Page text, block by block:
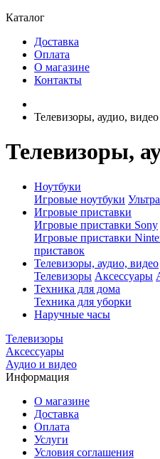
Каталог
Доставка
Оплата
О магазине
Контакты
Телевизоры, аудио, видео
Телевизоры,
Ноутбуки
Игровые ноутбуки
Игровые приставки
Игровые приставки Sony
Игровые приставки
приставок
Телевизоры, аудио, видео
Телевизоры Аксессуары
Техника для дома
Техника для уборки
Наручные часы
Телевизоры
Аксессуары
Аудио и видео
Информация
О магазине
Доставка
Оплата
Услуги
Условия соглашения